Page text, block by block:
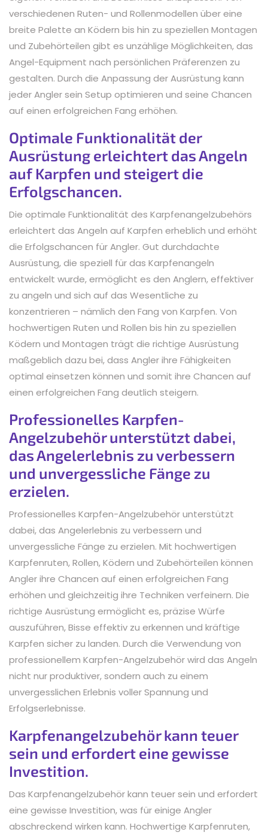
verschiedenen Ruten- und Rollenmodellen über eine
breite Palette an Ködern bis hin zu speziellen Montagen
und Zubehörteilen gibt es unzählige Möglichkeiten, das
Angel-Equipment nach persönlichen Präferenzen zu
gestalten. Durch die Anpassung der Ausrüstung kann
jeder Angler sein Setup optimieren und seine Chancen
auf einen erfolgreichen Fang erhöhen.
Optimale Funktionalität der
Ausrüstung erleichtert das Angeln
auf Karpfen und steigert die
Erfolgschancen.
Die optimale Funktionalität des Karpfenangelzubehörs
erleichtert das Angeln auf Karpfen erheblich und erhöht
die Erfolgschancen für Angler. Gut durchdachte
Ausrüstung, die speziell für das Karpfenangeln
entwickelt wurde, ermöglicht es den Anglern, effektiver
zu angeln und sich auf das Wesentliche zu
konzentrieren – nämlich den Fang von Karpfen. Von
hochwertigen Ruten und Rollen bis hin zu speziellen
Ködern und Montagen trägt die richtige Ausrüstung
maßgeblich dazu bei, dass Angler ihre Fähigkeiten
optimal einsetzen können und somit ihre Chancen auf
einen erfolgreichen Fang deutlich steigern.
Professionelles Karpfen-
Angelzubehör unterstützt dabei,
das Angelerlebnis zu verbessern
und unvergessliche Fänge zu
erzielen.
Professionelles Karpfen-Angelzubehör unterstützt
dabei, das Angelerlebnis zu verbessern und
unvergessliche Fänge zu erzielen. Mit hochwertigen
Karpfenruten, Rollen, Ködern und Zubehörteilen können
Angler ihre Chancen auf einen erfolgreichen Fang
erhöhen und gleichzeitig ihre Techniken verfeinern. Die
richtige Ausrüstung ermöglicht es, präzise Würfe
auszuführen, Bisse effektiv zu erkennen und kräftige
Karpfen sicher zu landen. Durch die Verwendung von
professionellem Karpfen-Angelzubehör wird das Angeln
nicht nur produktiver, sondern auch zu einem
unvergesslichen Erlebnis voller Spannung und
Erfolgserlebnisse.
Karpfenangelzubehör kann teuer
sein und erfordert eine gewisse
Investition.
Das Karpfenangelzubehör kann teuer sein und erfordert
eine gewisse Investition, was für einige Angler
abschreckend wirken kann. Hochwertige Karpfenruten,